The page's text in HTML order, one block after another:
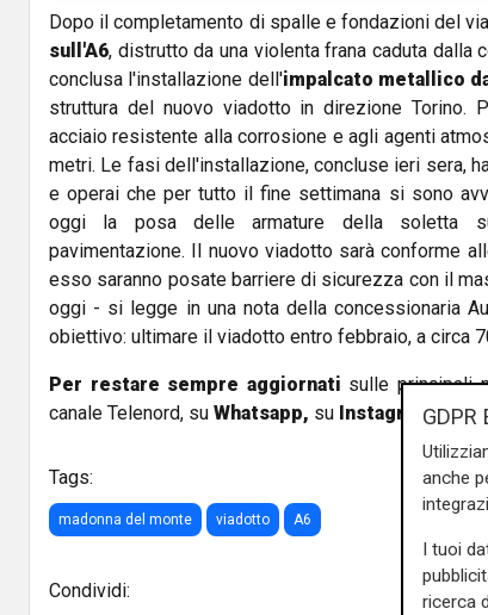
Dopo il completamento di spalle e fondazioni del
sull'A6, distrutto da una violenta frana caduta dalla
conclusa l'installazione dell'impalcato metallico
struttura del nuovo viadotto in direzione Torino.
acciaio resistente alla corrosione e agli agenti
metri. Le fasi dell'installazione, concluse ieri sera,
e operai che per tutto il fine settimana si sono
oggi la posa delle armature della soletta
pavimentazione. Il nuovo viadotto sarà conforme
esso saranno posate barriere di sicurezza con il
oggi - si legge in una nota della concessionaria
obiettivo: ultimare il viadotto entro febbraio, a circa
Per restare sempre aggiornati sulle principali
canale Telenord, su Whatsapp, su Instagram,su
Tags:
madonna del monte viadotto A6
Condividi:
GDPR
anche
I tuoi
ricerca